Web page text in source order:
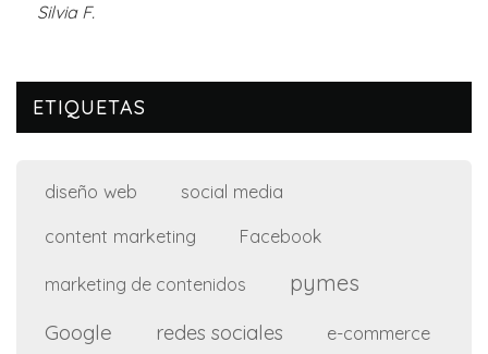
Silvia F.
ETIQUETAS
diseño web
social media
content marketing
Facebook
marketing de contenidos pymes
Google redes sociales e-commerce